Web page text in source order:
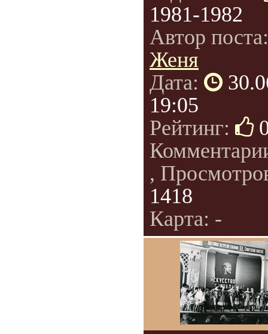
1981-1982
Автор
Женя
Дата:
19:05
Рейтинг:
,
1418
Карта: -